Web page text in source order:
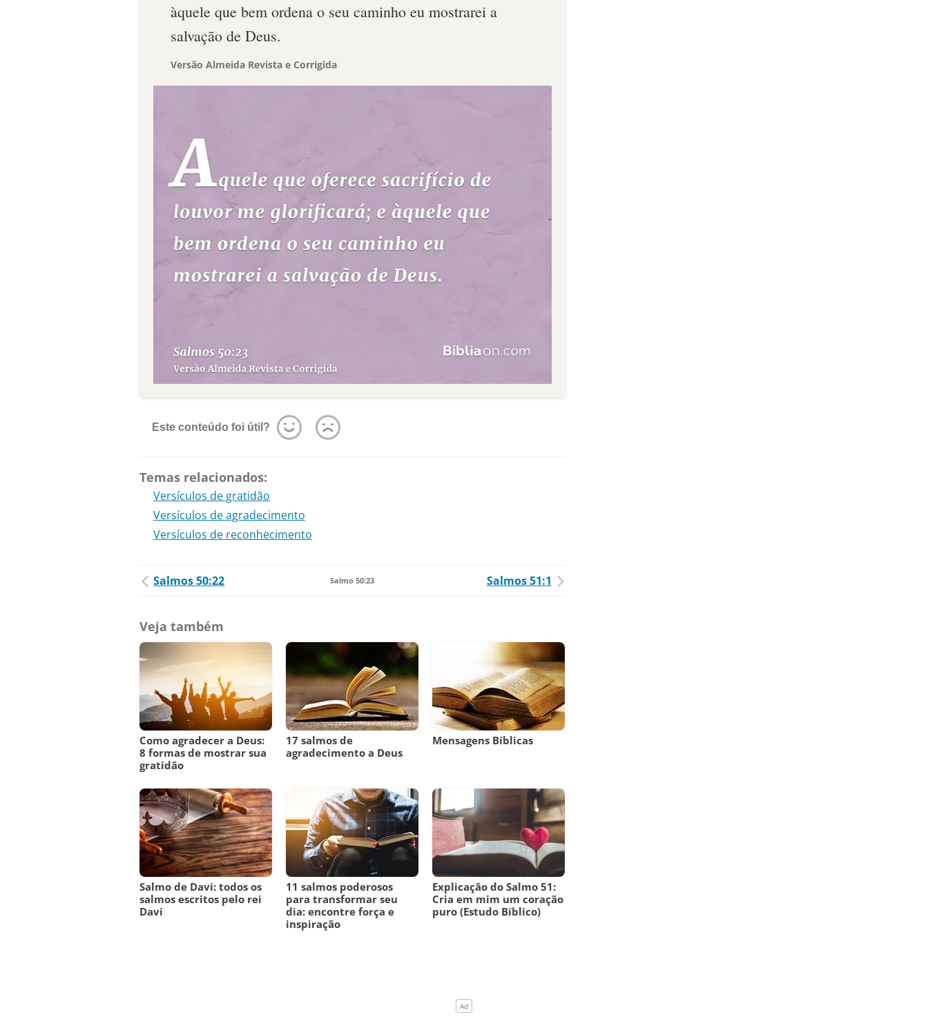
àquele que bem ordena o seu caminho eu mostrarei a
salvação de Deus.
Versão Almeida Revista e Corrigida
Este conteúdo foi útil?
Temas relacionados:
Versículos de gratidão
Versículos de agradecimento
Versículos de reconhecimento
Salmos 50:22 Salmo 50:23 Salmos 51:1
Veja também
Como agradecer a Deus:
8 formas de mostrar sua
gratidão
17 salmos de
agradecimento a Deus
Mensagens Bíblicas
Salmo de Davi: todos os
salmos escritos pelo rei
Davi
11 salmos poderosos
para transformar seu
dia: encontre força e
inspiração
Explicação do Salmo 51:
Cria em mim um coração
puro (Estudo Bíblico)